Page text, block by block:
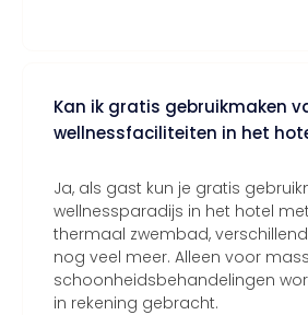
Kan ik gratis gebruikmaken
wellnessfaciliteiten in het
Ja, als gast kun je gratis
wellnessparadijs in het hotel
thermaal zwembad,
nog veel meer. Alleen voor
schoonheidsbehandelingen
in rekening gebracht.